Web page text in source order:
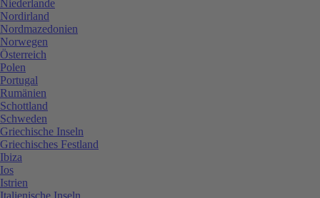
Niederlande
Nordirland
Nordmazedonien
Norwegen
Österreich
Polen
Portugal
Rumänien
Schottland
Schweden
Griechische Inseln
Griechisches Festland
Ibiza
Ios
Istrien
Italienische Inseln